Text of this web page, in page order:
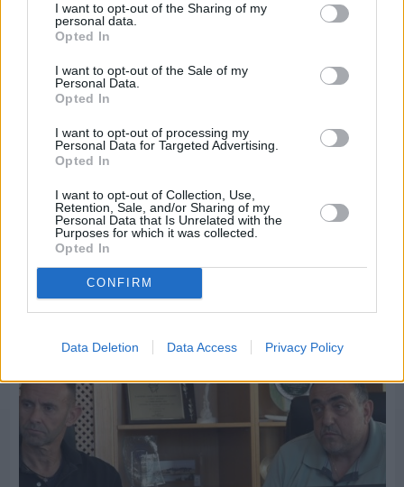
I want to opt-out of the Sharing of my
personal data.
Opted In
I want to opt-out of the Sale of my
Personal Data.
Opted In
I want to opt-out of processing my
Personal Data for Targeted Advertising.
Opted In
I want to opt-out of Collection, Use,
Retention, Sale, and/or Sharing of my
Personal Data that Is Unrelated with the
Purposes for which it was collected.
Opted In
CONFIRM
Data Deletion Data Access Privacy Policy
Πριν 7 ημέρες
Εργασίες ασφαλτόστρωσης σε τρεις οδούς του
Βαρβασίου